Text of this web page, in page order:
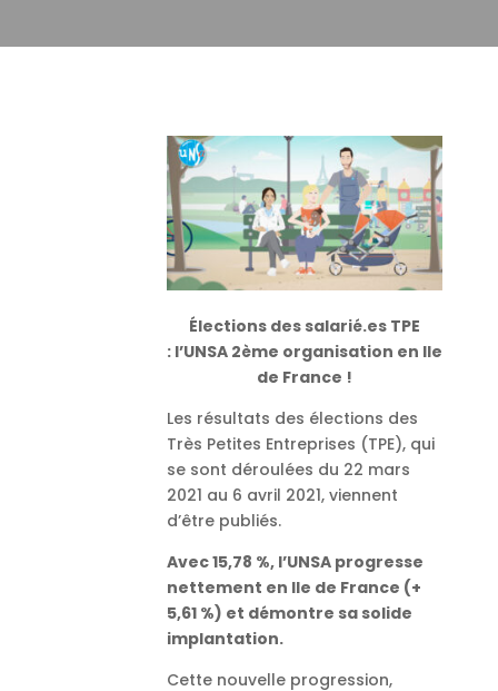
Élections des salarié.es TPE
: l’UNSA 2ème organisation en Ile
de France !
Les résultats des élections des
Très Petites Entreprises (TPE), qui
se sont déroulées du 22 mars
2021 au 6 avril 2021, viennent
d’être publiés.
Avec 15,78 %, l’UNSA progresse
nettement en Ile de France (+
5,61 %) et démontre sa solide
implantation.
Cette nouvelle progression,